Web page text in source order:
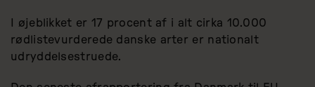
I øjeblikket er 17 procent af i alt cirka 10.000
rødlistevurderede danske arter er nationalt
udryddelsestruede.